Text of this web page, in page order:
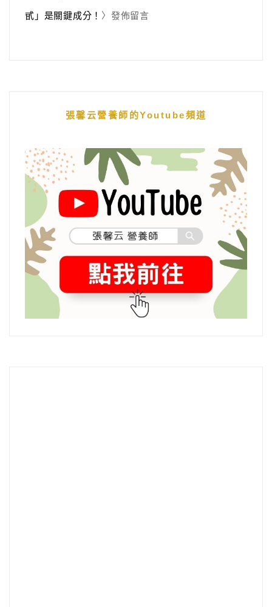
甙」是關鍵成分！ 〉發佈留言
張馨云營養師的Youtube頻道